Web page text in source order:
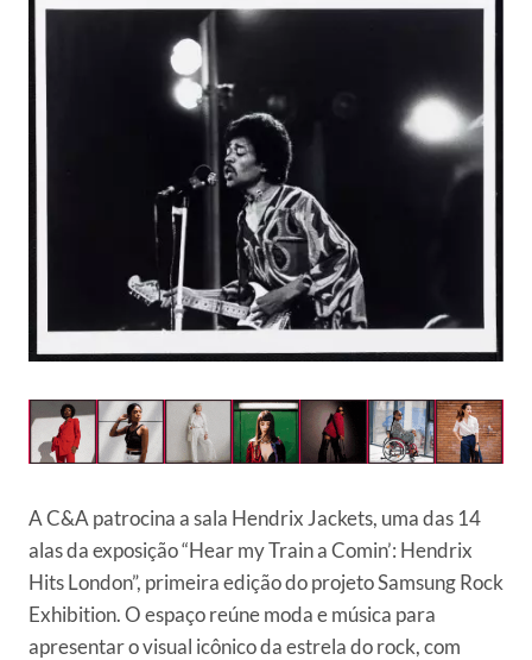
AC&A patrocina a sala Hendrix Jackets, uma das 14
alas da exposição “Hear my Train a Comin’: Hendrix
Hits London”, primeira edição do projeto Samsung Rock
Exhibition. O espaço reúne moda e música para
apresentar o visual icônico da estrela do rock, com